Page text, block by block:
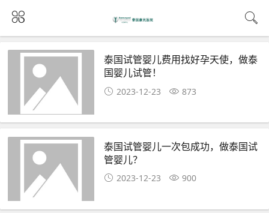
泰国试管婴儿费用找好孕天使，做泰
国婴儿试管！
2023-12-23 873
泰国试管婴儿一次包成功，做泰国试
管婴儿？
2023-12-23 900